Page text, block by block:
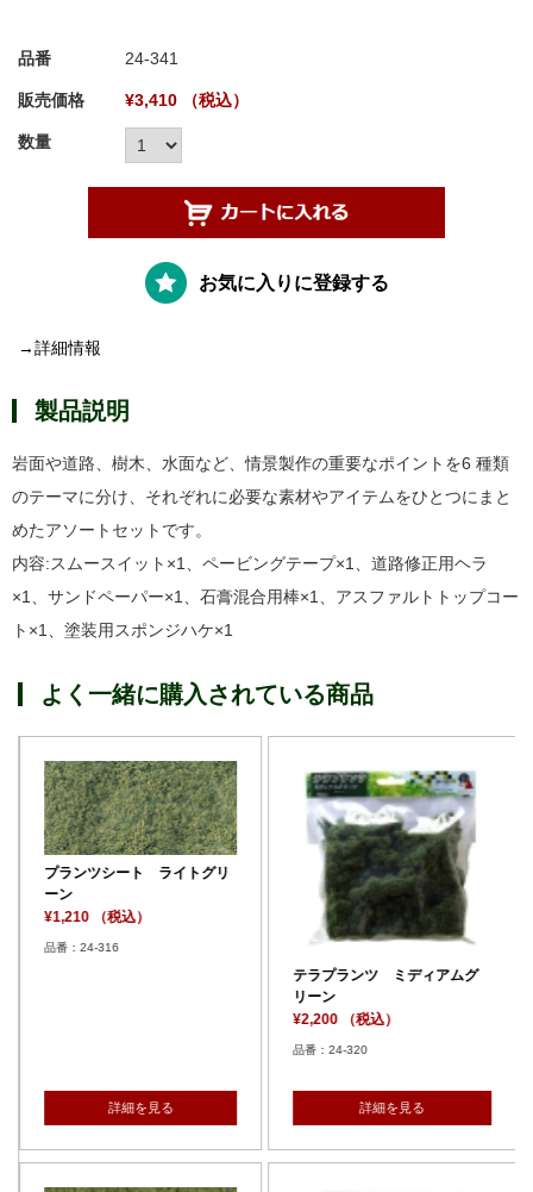
品番 24-341
販売価格 ¥3,410 （税込）
数量
お気に入りに登録する
→詳細情報
製品説明
岩面や道路、樹木、水面など、情景製作の重要なポイントを6 種類
のテーマに分け、それぞれに必要な素材やアイテムをひとつにまと
めたアソートセットです。
内容:スムースイット×1、ペービングテープ×1、道路修正用ヘラ
×1、サンドペーパー×1、石膏混合用棒×1、アスファルトトップコー
ト×1、塗装用スポンジハケ×1
よく一緒に購入されている商品
プランツシート ライトグリ
ーン
¥1,210 （税込）
品番：24-316
詳細を見る
テラプランツ ミディアムグ
リーン
¥2,200 （税込）
品番：24-320
詳細を見る